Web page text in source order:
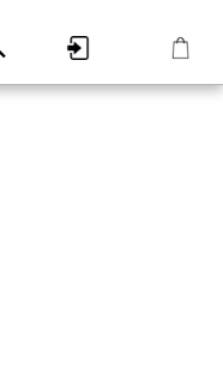
РегистрацияКорзина